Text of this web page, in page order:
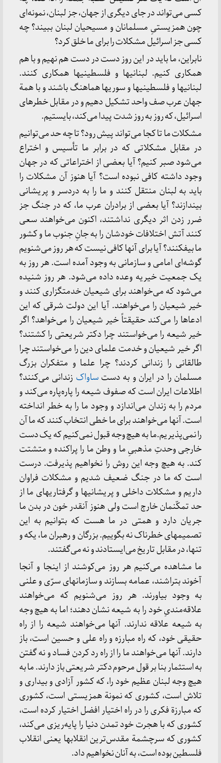
کسی‌ می‌تواند در جای‌ دیگری‌ از جهان‌، جز لبنان‌، نمونه‌ای‌
چون‌ همزیستیِ مسلمانان‌ و مسیحیان‌ لبنان‌ ببیند؟ چه‌
کسی‌ جز اسرائیل‌ مشکلات‌ را برای‌ ما خلق‌ کرد؟
نابراین‌، ما باید در این‌ روز دست‌ در دست‌ هم‌ نهیم‌ و با هم‌
همکاری‌ کنیم‌. لبنانیها و فلسطینیها همکاری‌ کنند.
لبنانیها و فلسطینیها و سوریها هماهنگ‌ باشند و با همة‌
جهان‌ عرب‌ صف‌ واحد تشکیل‌ دهیم‌ و در مقابل‌ خطرهای‌
اسرائیل‌، که‌ روز به‌ روز شدت‌ پیدا می‌کند، بایستیم‌.
مشکلات‌ ما تا کجا می‌تواند پیش‌ رود؟ تا چه‌ حد می‌توانیم‌
در مقابل‌ مشکلاتی‌ که‌ در برابر ما تأسیس‌ و اختراع‌
می‌شود صبر کنیم‌؟ آیا بعضی‌ از اختراعاتی‌ که‌ در جهان‌
وجود داشته‌ کافی‌ نبوده‌ است‌؟ آیا هنوز آن‌ مشکلات‌ را
باید به‌ لبنان‌ منتقل‌ کنند و ما را به‌ دردسر و پریشانی‌
بیندازند؟ آیا بعضی‌ از برادران‌ عرب‌ ما، که‌ در جنگ‌ جز
ضرر زدن‌ اثر دیگری‌ نداشتند، اکنون‌ می‌خواهند سعی‌
کنند آتش‌ اختلافات‌ خودشان‌ را به‌ جانِ جنوب‌ ما و کشور
ما بیفکنند؟ آیا برای‌ آنها کافی‌ نیست‌ که‌ هر روز می‌شنویم‌
گوشه‌ای‌ امامی‌ و سازمانی‌ به‌ وجود آمده‌ است‌. هر روز به‌
یک‌ جمعیت‌ خیریه‌ وعده‌ داده‌ می‌شود. هر روز شنیده‌
می‌شود که‌ می‌خواهند برای‌ شیعیان‌ خدمتگزاری‌ کنند و
خیر شیعیان‌ را می‌خواهند. آیا این‌ دولت‌ شرقی‌ که‌ این‌
ادعاها را می‌کند حقیقتاً خیر شیعیان‌ را می‌خواهد؟ اگر
خیر شیعه‌ را می‌خواستند چرا دکتر شریعتی‌ را کشتند؟
اگر خیر شیعیان‌ و خدمت‌ علمای‌ دین‌ را می‌خواستند چرا
طالقانی‌ را زندانی‌ کردند؟ چرا علما و متفکران‌ بزرگ‌
مسلمان‌ را در ایران‌ و به‌ دست‌ساواک ‌ زندانی‌ می‌کنند؟
اطلاعات‌ ایران‌ است‌ که‌ صفوف‌ شیعه‌ را پاره‌پاره‌ می‌کند و
مردم‌ را به‌ زندان‌ می‌اندازد و وجود ما را به‌ خطر انداخته‌
است‌. آنها می‌خواهند برای‌ ما خطی‌ انتخاب‌ کنند که‌ ما آن‌
را نمی‌پذیریم‌.ما به‌ هیچ‌ وجه‌ قبول‌ نمی‌کنیم‌ که‌ یک‌ دست‌
خارجی‌ وحدتِ مذهبیِ ما و وطن‌ ما را پراکنده‌ و متشتت‌
کند. به‌ هیچ‌ وجه‌ این‌ روش‌ را نخواهیم‌ پذیرفت‌. درست‌
است‌ که‌ ما در جنگ‌ ضعیف‌ شدیم‌ و مشکلات‌ فراوان‌
داریم‌ و مشکلات‌ داخلی‌ و پریشانیها و گرفتاریهای‌ ما از
حد تمکّنمان‌ خارج‌ است‌ ولی‌ هنوز آنقدر خون‌ در بدن‌ ما
جریان‌ دارد و همتی‌ در ما هست‌ که‌ بتوانیم‌ به‌ این‌
تصمیمهای‌ خطرناک‌ نه‌ بگوییم‌. بزرگان‌ و رهبران‌ ما، یکه‌ و
تنها، در مقابل‌ تاریخ‌ می‌ایستادند و نه‌ می‌گفتند.
ما مشاهده‌ می‌کنیم‌ هر روز می‌کوشند از اینجا و آنجا
آخوند بتراشند، عمامه‌ بسازند و سازمانهای‌ سرّی‌ و علنی‌
به‌ وجود بیاورند. هر روز می‌شنویم‌ که‌ می‌خواهند
علاقه‌مندیِ خود را به‌ شیعه‌ نشان‌ دهند؛ اما به‌ هیچ‌ وجه‌
به‌ شیعه‌ علاقه‌ ندارند. آنها می‌خواهند شیعه‌ را از راه‌
حقیقی‌ خود، که‌ راه‌ مبارزه‌ و راه‌ علی‌ و حسین‌ است‌، باز
دارند. آنها می‌خواهند ما را از راه‌ رد کردن‌ فساد و نه‌ گفتن‌
به‌ استثمار بنا بر قول‌ مرحوم‌ دکتر شریعتی‌ باز دارند. ما به‌
هیچ‌ وجه‌ لبنان‌ عظیم‌ خود را، که‌ کشور آزادی‌ و بیداری‌ و
تلاش‌ است‌، کشوری‌ که‌ نمونة‌ همزیستی‌ است‌، کشوری‌
که‌ مبارزة‌ فکری‌ را در راه‌ اختیار افضل‌ اختیار کرده‌ است‌،
کشوری‌ که‌ با هجرت‌ خود تمدن‌ دنیا را پایه‌ریزی‌ می‌کند،
کشوری‌ که‌ سرچشمة‌ مقدس‌ترین‌ انقلابها یعنی‌ انقلاب‌
فلسطین‌ بوده‌ است‌، به‌ آنان‌ نخواهیم‌ داد.